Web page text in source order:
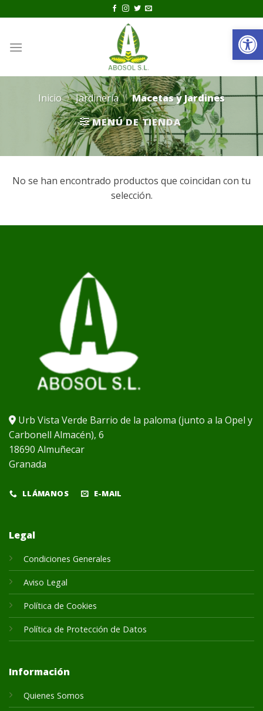
al
0
Inicio / Jardinería / Macetas y Jardines
MENÚ DE TIENDA
No se han encontrado productos que coincidan con tu
selección.
Urb Vista Verde Barrio de la paloma (junto a la Opel y
Carbonell Almacén), 6
18690 Almuñecar
Granada
LLÁMANOS E-MAIL
Legal
Condiciones Generales
Aviso Legal
Política de Cookies
Política de Protección de Datos
Información
Quienes Somos